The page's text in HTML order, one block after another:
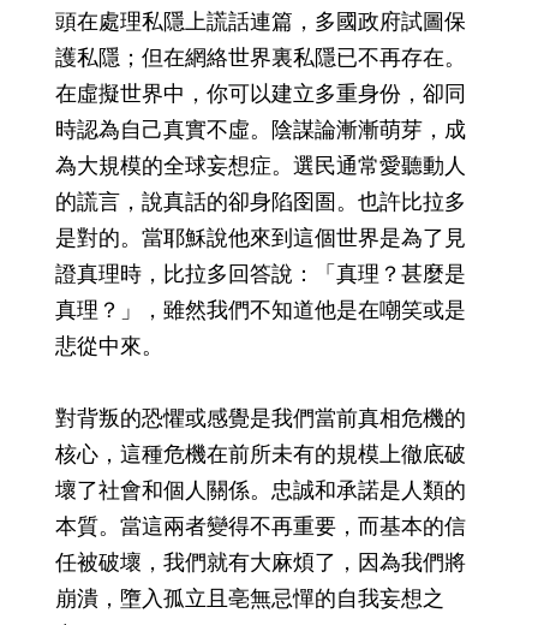
頭在處理私隱上謊話連篇，多國政府試圖保
護私隱；但在網絡世界裏私隱已不再存在。
在虛擬世界中，你可以建立多重身份，卻同
時認為自己真實不虛。陰謀論漸漸萌芽，成
為大規模的全球妄想症。選民通常愛聽動人
的謊言，說真話的卻身陷囹圄。也許比拉多
是對的。當耶穌說他來到這個世界是為了見
證真理時，比拉多回答說：「真理？甚麼是
真理？」，雖然我們不知道他是在嘲笑或是
悲從中來。
對背叛的恐懼或感覺是我們當前真相危機的
核心，這種危機在前所未有的規模上徹底破
壞了社會和個人關係。忠誠和承諾是人類的
本質。當這兩者變得不再重要，而基本的信
任被破壞，我們就有大麻煩了，因為我們將
崩潰，墮入孤立且亳無忌憚的自我妄想之